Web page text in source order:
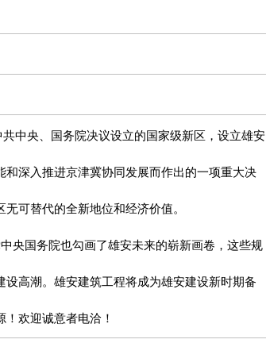
中央、国务院决议设立的国家级新区，设立雄安
和深入推进京津冀协同发展而作出的一项重大决
可替代的全新地位和经济价值。
央国务院也勾画了雄安未来的崭新画卷，这些规
设高潮。雄安建筑工程将成为雄安建设新时期备
欢迎诚意者电洽！